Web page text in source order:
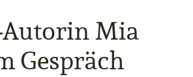
Autorin Mia
Gespräch